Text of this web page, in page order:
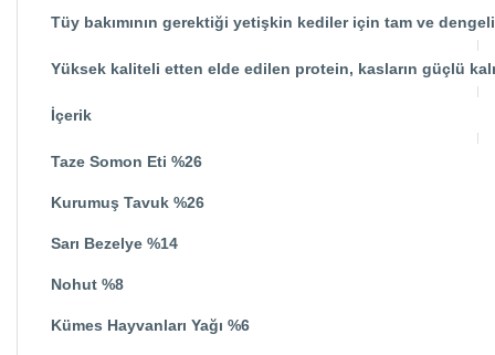
Tüy bakımının gerektiği yetişkin kediler için tam ve
Yüksek kaliteli etten elde edilen protein, kasların güçlü
İçerik
Taze Somon Eti %26
Kurumuş Tavuk %26
Sarı Bezelye %14
Nohut %8
Kümes Hayvanları Yağı %6